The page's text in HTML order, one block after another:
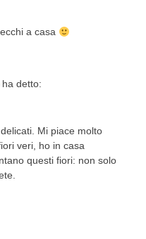
a casa
ha detto:
Mi piace molto
veri, ho in casa
questi fiori: non solo